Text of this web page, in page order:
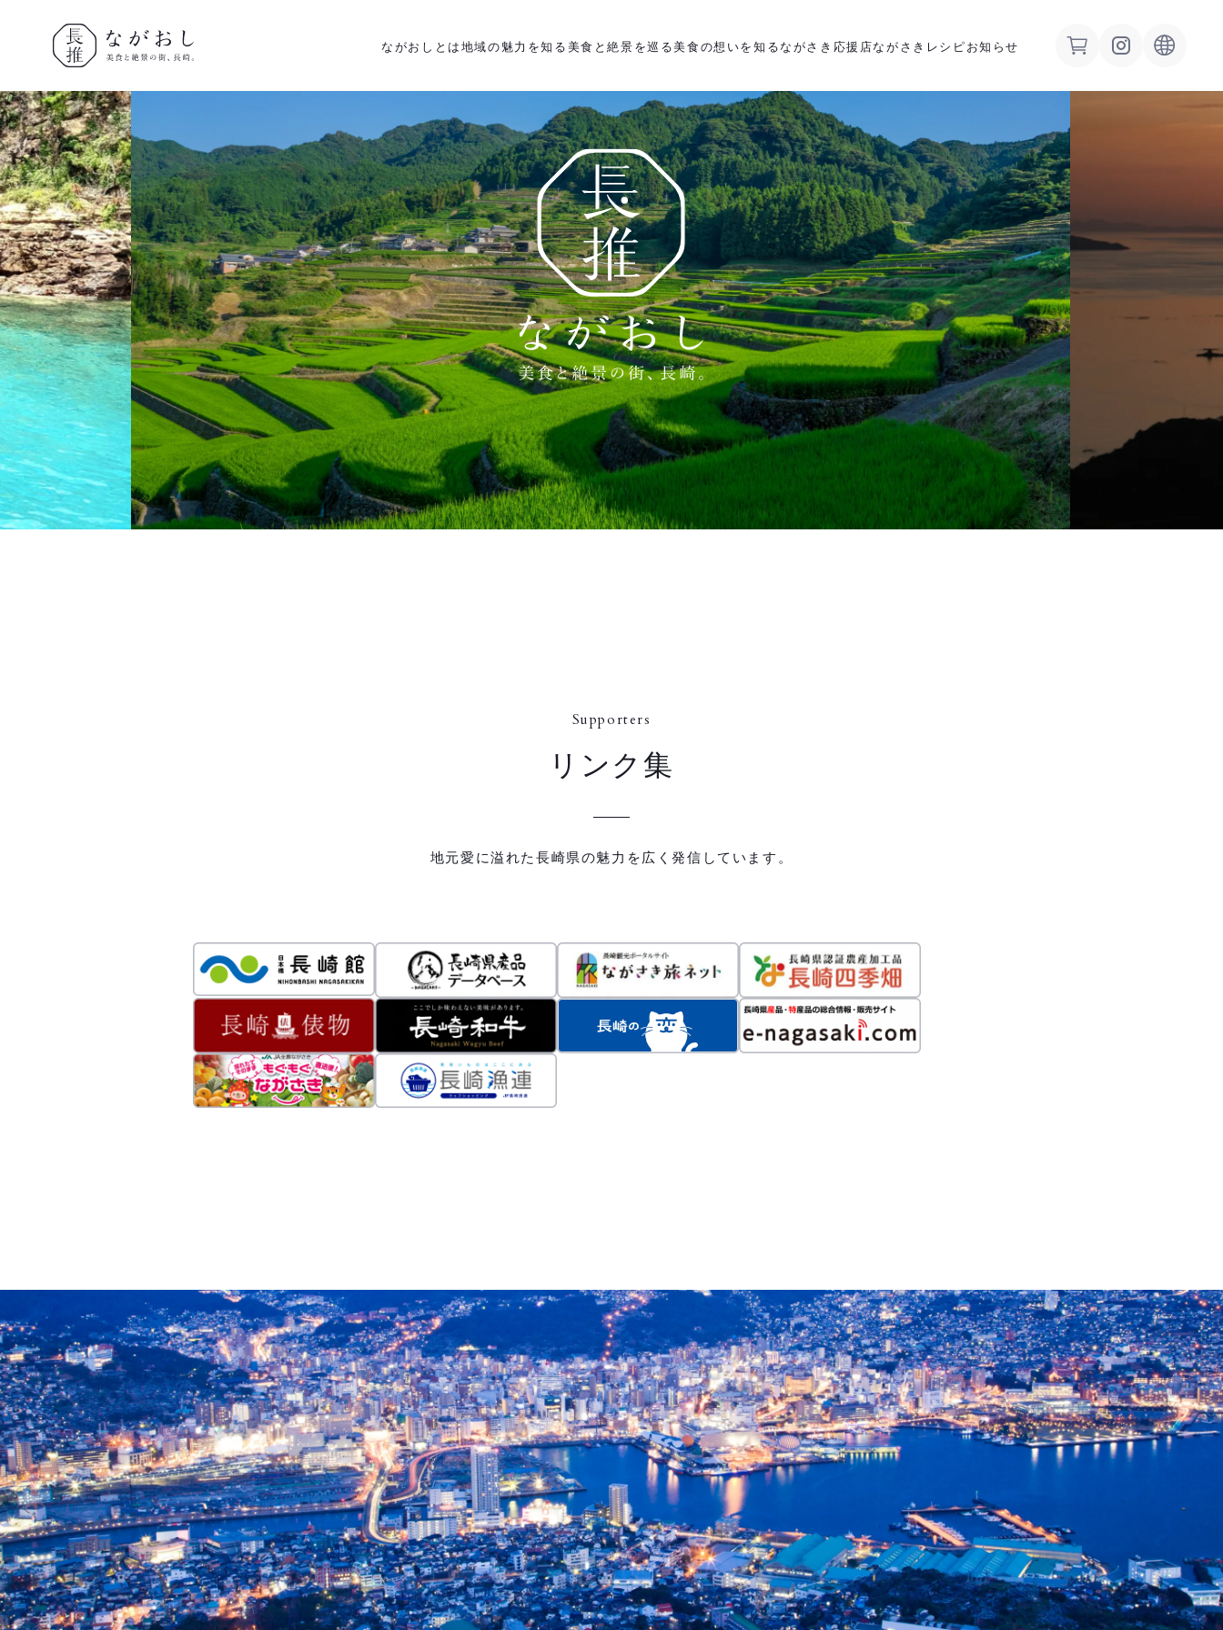
ながおし
美食と絶景
の街、長
崎。
ながおしとは 地域の魅力を知る 美食と絶景を巡る美食の想いを知る ながさき応援店ながさきレシピ お知らせ
Supporters
リンク集
地元愛に溢れた長崎県の魅力を広く発信しています。